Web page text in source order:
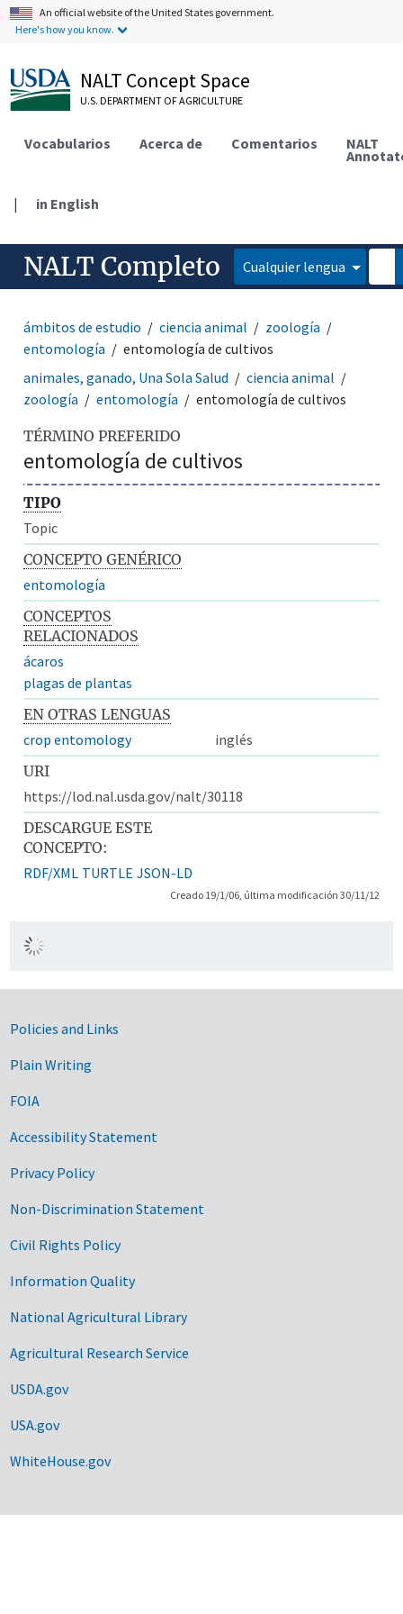
An official website of the United States government.
Here's how you know.
NALT Concept Space
U.S. DEPARTMENT OF AGRICULTURE
Vocabularios Acerca de Comentarios NALT
| in English
NALT Completo Cualquier lengua
ámbitos de estudio ciencia animal
zoología
entomología
entomología de cultivos
animales, ganado, Una Sola Salud
ciencia animal
zoología
entomología entomología de cultivos
TÉRMINO PREFERIDO
entomología de cultivos
TIPO
Topic
CONCEPTO GENÉRICO
entomología
CONCEPTOS
RELACIONADOS
ácaros
plagas de plantas
EN OTRAS LENGUAS
crop entomology
inglés
URI
https://lod.nal.usda.gov/nalt/30118
DESCARGUE ESTE
CONCEPTO:
RDF/XML TURTLE JSON-LD
Creado 19/1/06, última modificación 30/11/12
Government Links
Policies and Links
Plain Writing
FOIA
Accessibility Statement
Privacy Policy
Non-Discrimination Statement
Civil Rights Policy
Information Quality
National Agricultural Library
Agricultural Research Service
USDA.gov
USA.gov
WhiteHouse.gov